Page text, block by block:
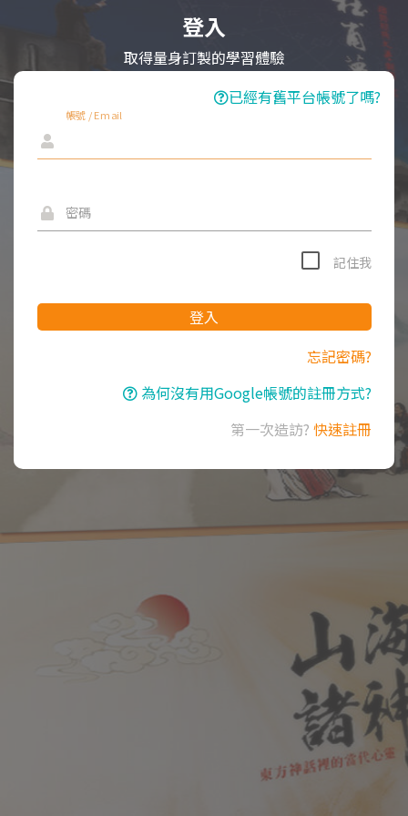
登入
取得量身訂製的學習體驗
已經有舊平台帳號了嗎?
帳號 / Email
密碼
記住我
登入
忘記密碼?
為何沒有用Google帳號的註冊方式?
第一次造訪? 快速註冊